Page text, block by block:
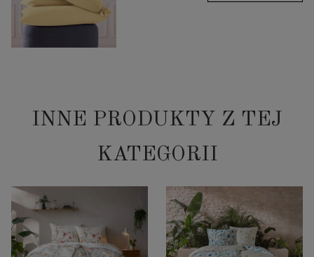
INNE PRODUKTY Z TEJ
KATEGORII